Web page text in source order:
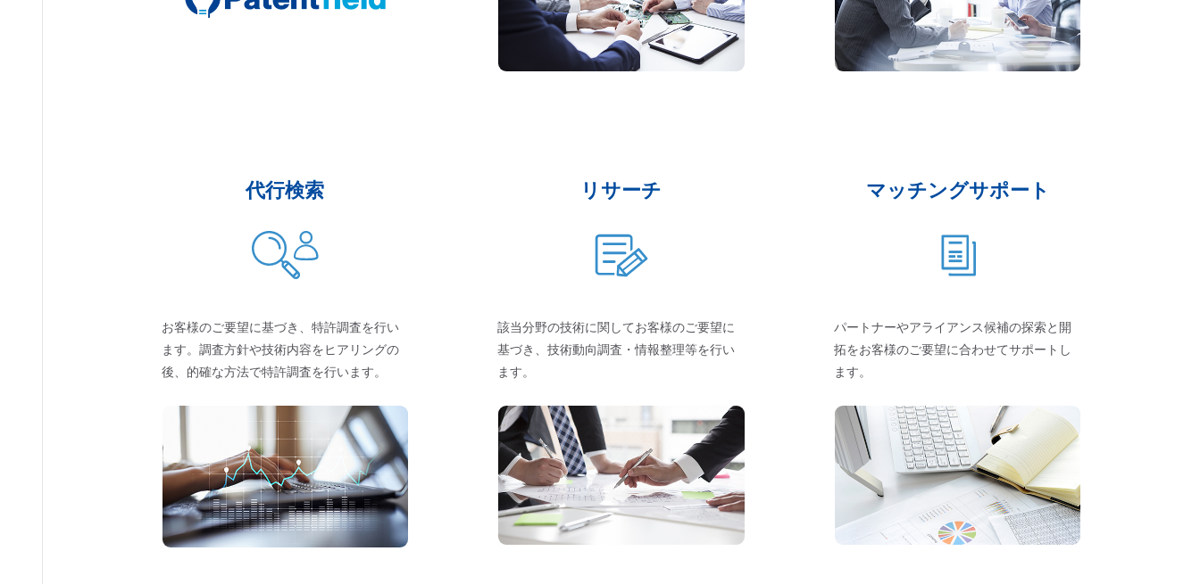
代行検索
お客様のご要望に基づき、特許調査を行い
ます。調査方針や技術内容をヒアリングの
後、的確な方法で特許調査を行います。
リサーチ
該当分野の技術に関してお客様のご要望に
基づき、技術動向調査・情報整理等を行い
ます。
マッチングサポート
パートナーやアライアンス候補の探索と開
拓をお客様のご要望に合わせてサポートし
ます。